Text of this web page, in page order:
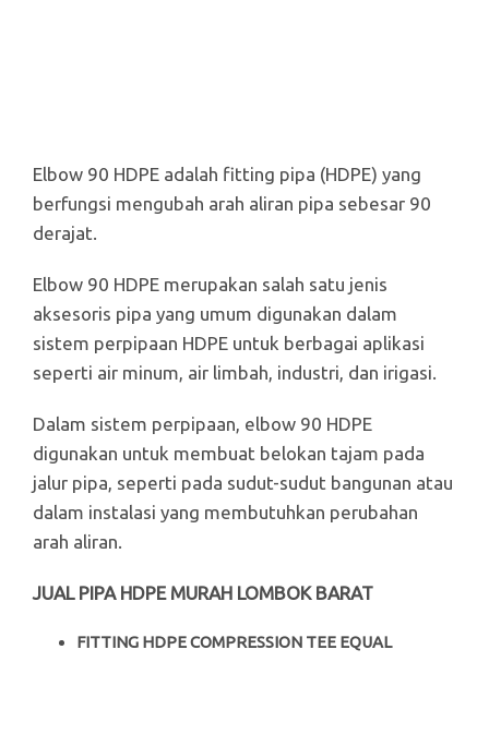
Elbow 90 HDPE adalah fitting pipa (HDPE) yang
berfungsi mengubah arah aliran pipa sebesar 90
derajat.
Elbow 90 HDPE merupakan salah satu jenis
aksesoris pipa yang umum digunakan dalam
sistem perpipaan HDPE untuk berbagai aplikasi
seperti air minum, air limbah, industri, dan irigasi.
Dalam sistem perpipaan, elbow 90 HDPE
digunakan untuk membuat belokan tajam pada
jalur pipa, seperti pada sudut-sudut bangunan atau
dalam instalasi yang membutuhkan perubahan
arah aliran.
JUAL PIPA HDPE MURAH LOMBOK BARAT
FITTING HDPE COMPRESSION TEE EQUAL